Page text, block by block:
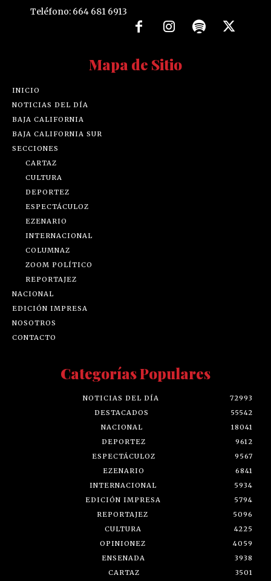
Teléfono: 664 681 6913
Mapa de Sitio
INICIO
NOTICIAS DEL DÍA
BAJA CALIFORNIA
BAJA CALIFORNIA SUR
SECCIONES
CARTAZ
CULTURA
DEPORTEZ
ESPECTÁCULOZ
EZENARIO
INTERNACIONAL
COLUMNAZ
ZOOM POLÍTICO
REPORTAJEZ
NACIONAL
EDICIÓN IMPRESA
NOSOTROS
CONTACTO
Categorías Populares
NOTICIAS DEL DÍA
72993
DESTACADOS
55542
NACIONAL
18041
DEPORTEZ
9612
ESPECTÁCULOZ
9567
EZENARIO
6841
INTERNACIONAL
5934
EDICIÓN IMPRESA
5794
REPORTAJEZ
5096
CULTURA
4225
OPINIONEZ
4059
ENSENADA
3938
CARTAZ
3501